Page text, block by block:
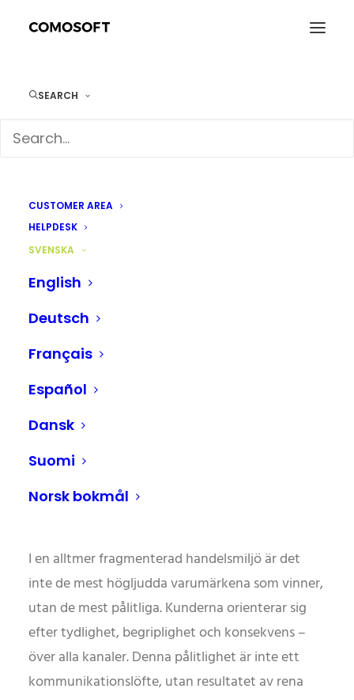
SEARCH
CUSTOMER AREA
HELPDESK
SVENSKA
English
Deutsch
Français
Español
Dansk
Suomi
Norsk bokmål
Okategoriserad
Marknadsföringstrender
2026: Strategier, system
och arbetsflöden med
PIM och DAM
I en alltmer fragmenterad handelsmiljö är det
inte de mest högljudda varumärkena som vinner,
utan de mest pålitliga. Kunderna orienterar sig
efter tydlighet, begriplighet och konsekvens –
över alla kanaler. Denna pålitlighet är inte ett
kommunikationslöfte, utan resultatet av rena